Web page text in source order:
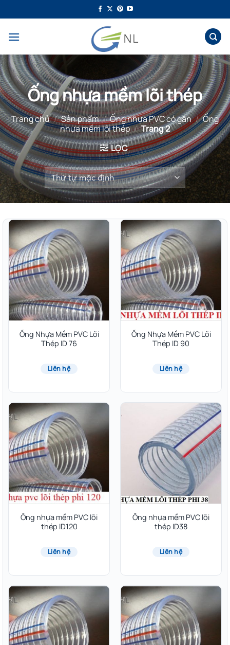
qua
dung
Ống nhựa mềm lõi thép
Trang chủ / Sản phẩm / Ống nhựa PVC có gân / Ống
nhựa mềm lõi thép / Trang 2
LỌC
Ống Nhựa Mềm PVC Lõi
Thép ID 76
Liên hệ
Ống Nhựa Mềm PVC Lõi
Thép ID 90
Liên hệ
Ống nhựa mềm PVC lõi
thép ID120
Liên hệ
Ống nhựa mềm PVC lõi
thép ID38
Liên hệ